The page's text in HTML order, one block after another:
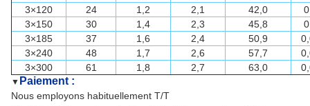
3×120
24 1,2 2,1 42,0
3×150
30 1,4 2,3 45,8
3×185
37 1,6 2,4 50,9
3×240
48 1,7 2,6 57,7
3×300
61 1,8 2,7 63,0
▼ Paiement :
Nous employons habituellement T/T